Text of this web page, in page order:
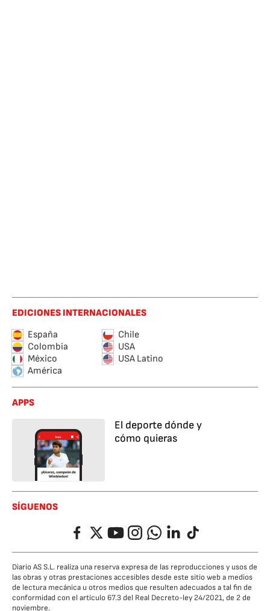
EDICIONES INTERNACIONALES
España
Chile
Colombia
USA
México
USA Latino
América
APPS
El deporte dónde y
cómo quieras
SÍGUENOS
FacebookTwitterYouTubeInstagramWhatsappLinkedIn
TikTok
Diario AS S.L. realiza una reserva expresa de las reproducciones y usos de
las obras y otras prestaciones accesibles desde este sitio web a medios
de lectura mecánica u otros medios que resulten adecuados a tal fin de
conformidad con el artículo 67.3 del Real Decreto-ley 24/2021, de 2 de
noviembre.